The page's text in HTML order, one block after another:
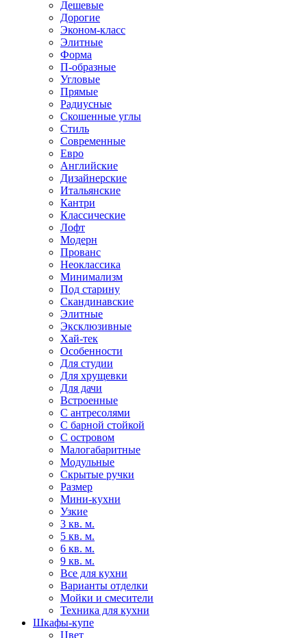
Дешевые
Дорогие
Эконом-класс
Элитные
Форма
П-образные
Угловые
Прямые
Радиусные
Скошенные углы
Стиль
Современные
Евро
Английские
Дизайнерские
Итальянские
Кантри
Классические
Лофт
Модерн
Прованс
Неоклассика
Минимализм
Под старину
Скандинавские
Элитные
Эксклюзивные
Хай-тек
Особенности
Для студии
Для хрущевки
Для дачи
Встроенные
С антресолями
С барной стойкой
С островом
Малогабаритные
Модульные
Скрытые ручки
Размер
Мини-кухни
Узкие
3 кв. м.
5 кв. м.
6 кв. м.
9 кв. м.
Все для кухни
Варианты отделки
Мойки и смесители
Техника для кухни
Шкафы-купе
Цвет